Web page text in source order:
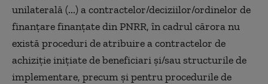
unilaterală (...) a contractelor/deciziilor/ordinelor de
finanţare finanţate din PNRR, în cadrul cărora nu
există proceduri de atribuire a contractelor de
achiziţie iniţiate de beneficiari şi/sau structurile de
implementare, precum şi pentru procedurile de